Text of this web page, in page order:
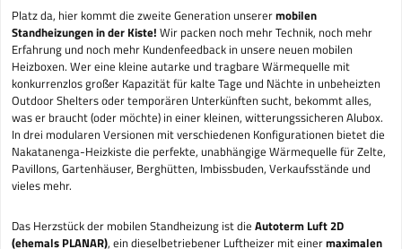
Platz da, hier kommt die zweite Generation unserermobilen
Standheizungen in der Kiste! Wir packen noch mehr Technik, noch mehr
Erfahrung und noch mehr Kundenfeedback in unsere neuen mobilen
Heizboxen. Wer eine kleine autarke und tragbare Wärmequelle mit
konkurrenzlos großer Kapazität für kalte Tage und Nächte in unbeheizten
Outdoor Shelters oder temporären Unterkünften sucht, bekommt alles,
was er braucht (oder möchte) in einer kleinen, witterungssicheren Alubox.
In drei modularen Versionen mit verschiedenen Konfigurationen bietet die
Nakatanenga-Heizkiste die perfekte, unabhängige Wärmequelle für Zelte,
Pavillons, Gartenhäuser, Berghütten, Imbissbuden, Verkaufsstände und
vieles mehr.
Das Herzstück der mobilen Standheizung ist die Autoterm Luft 2D
(ehemals PLANAR), ein dieselbetriebener Luftheizer mit einermaximalen